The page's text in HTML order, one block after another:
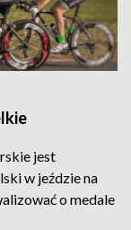
jest
w jeździe na
o medale